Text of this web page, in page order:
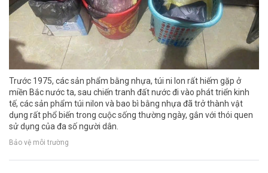
Trước 1975, các sản phẩm bằng nhựa, túi ni lon rất hiếm gặp ở
miền Bắc nước ta, sau chiến tranh đất nước đi vào phát triển kinh
tế, các sản phẩm túi nilon và bao bì bằng nhựa đã trở thành vật
dụng rất phổ biến trong cuộc sống thường ngày, gắn với thói quen
sử dụng của đa số người dân.
Bảo vệ môi trường